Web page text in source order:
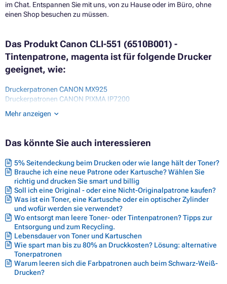
im Chat. Entspannen Sie mit uns, von zu Hause oder im Büro, ohne
einen Shop besuchen zu müssen.
Das Produkt Canon CLI-551 (6510B001) -
Tintenpatrone, magenta ist für folgende Drucker
geeignet, wie:
Druckerpatronen CANON MX925
Druckerpatronen CANON PIXMA IP7200
Druckerpatronen CANON PIXMA IP7200 SERIES
Druckerpatronen CANON PIXMA IP7240
Druckerpatronen CANON PIXMA IP8700
Druckerpatronen CANON PIXMA IP8700 SERIES
Druckerpatronen CANON PIXMA IP8720
Druckerpatronen CANON PIXMA IP8750
Druckerpatronen CANON PIXMA IX6800 SERIES
Druckerpatronen CANON PIXMA IX6850
Druckerpatronen CANON PIXMA MG5400 SERIES
Druckerpatronen CANON PIXMA MG5450
Druckerpatronen CANON PIXMA MG5500 SERIES
Druckerpatronen CANON PIXMA MG5550
Druckerpatronen CANON PIXMA MG5600
Druckerpatronen CANON PIXMA MG5600 SERIES
Druckerpatronen CANON PIXMA MG5650
Druckerpatronen CANON PIXMA MG5655
Druckerpatronen CANON PIXMA MG6300
Mehr anzeigen
Das könnte Sie auch interessieren
5% Seitendeckung beim Drucken oder wie lange hält der Toner?
Brauche ich eine neue Patrone oder Kartusche? Wählen Sie
richtig und drucken Sie smart und billig
Soll ich eine Original - oder eine Nicht-Originalpatrone kaufen?
Was ist ein Toner, eine Kartusche oder ein optischer Zylinder
und wofür werden sie verwendet?
Wo entsorgt man leere Toner- oder Tintenpatronen? Tipps zur
Entsorgung und zum Recycling.
Lebensdauer von Toner und Kartuschen
Wie spart man bis zu 80% an Druckkosten? Lösung: alternative
Tonerpatronen
Warum leeren sich die Farbpatronen auch beim Schwarz-Weiß-
Drucken?